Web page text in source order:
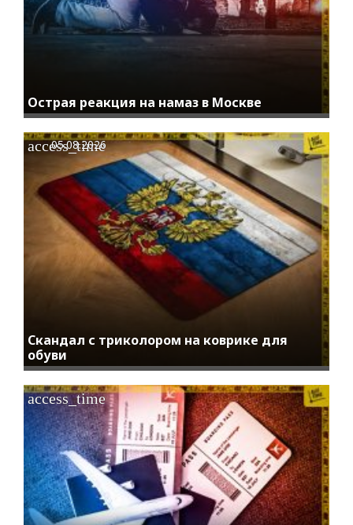
Острая реакция на намаз в Москве
Скандал с триколором на коврике для
обуви
access_time
05.08.2026
access_time